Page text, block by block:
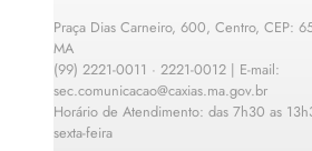
Praça Dias Carneiro, 600, Centro, CEP:
MA
(99) 2221-0011 · 2221-0012 | E-mail:
sec.comunicacao@caxias.ma.gov.br
Horário de Atendimento: das 7h30 as
sexta-feira